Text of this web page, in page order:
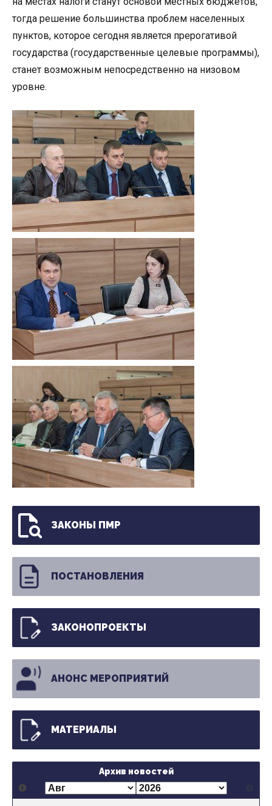
тогда решение большинства проблем населенных
пунктов, которое сегодня является прерогативой
государства (государственные целевые программы),
станет возможным непосредственно на низовом
уровне.
ЗАКОНЫ ПМР
ПОСТАНОВЛЕНИЯ
ЗАКОНОПРОЕКТЫ
АНОНС МЕРОПРИЯТИЙ
МАТЕРИАЛЫ
Архив новостей